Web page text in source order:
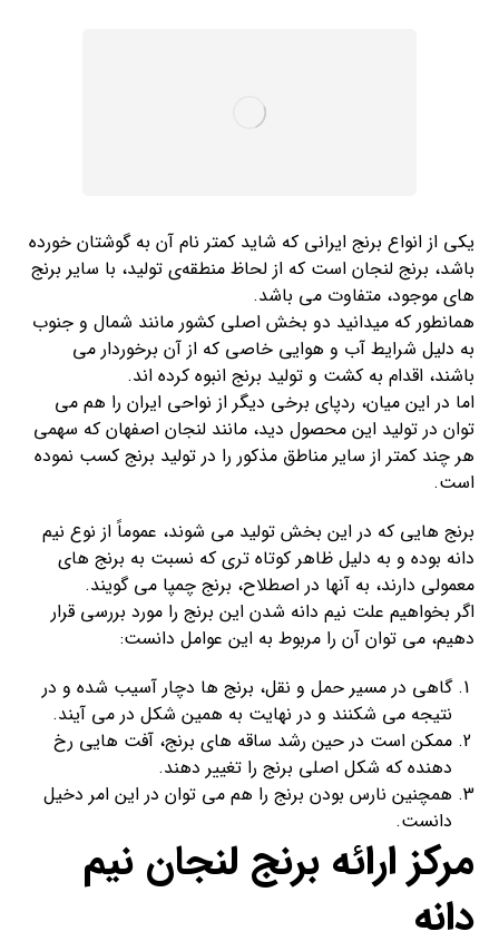
یکی از انواع برنج ایرانی که شاید کمتر نام آن به گوشتان خورده
باشد، برنج لنجان است که از لحاظ منطقه‌ی تولید، با سایر برنج
های موجود، متفاوت می باشد.
همانطور که میدانید دو بخش اصلی کشور مانند شمال و جنوب
به دلیل شرایط آب و هوایی خاصی که از آن برخوردار می
باشند، اقدام به کشت و تولید برنج انبوه کرده اند.
اما در این میان، ردپای برخی دیگر از نواحی ایران را هم می
توان در تولید این محصول دید، مانند لنجان اصفهان که سهمی
هر چند کمتر از سایر مناطق مذکور را در تولید برنج کسب نموده
است.
برنج هایی که در این بخش تولید می شوند، عموماً از نوع نیم
دانه بوده و به دلیل ظاهر کوتاه تری که نسبت به برنج های
معمولی دارند، به آنها در اصطلاح، برنج چمپا می گویند.
اگر بخواهیم علت نیم دانه شدن این برنج را مورد بررسی قرار
دهیم، می توان آن را مربوط به این عوامل دانست:
گاهی در مسیر حمل و نقل، برنج ها دچار آسیب شده و در
نتیجه می شکنند و در نهایت به همین شکل در می آیند.
ممکن است در حین رشد ساقه های برنج، آفت هایی رخ
دهنده که شکل اصلی برنج را تغییر دهند.
همچنین نارس بودن برنج را هم می توان در این امر دخیل
دانست.
مرکز ارائه برنج لنجان نیم
دانه